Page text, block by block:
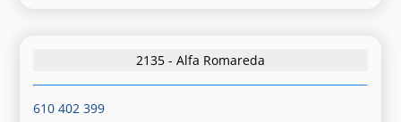
2135 - Alfa Romareda
610 402 399